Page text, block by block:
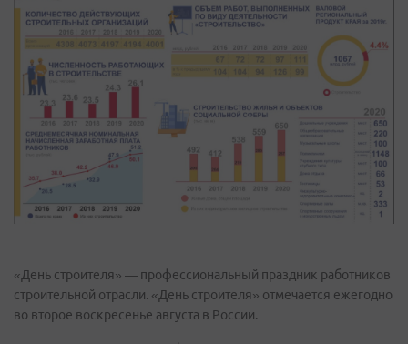
«День строителя» — профессиональный праздник работников
строительной отрасли. «День строителя» отмечается ежегодно
во второе воскресенье августа в России.